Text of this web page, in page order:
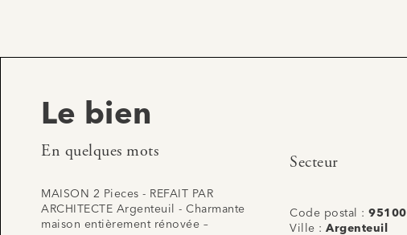
Le bien
En quelques mots
MAISON 2 Pieces - REFAIT PAR
ARCHITECTE Argenteuil - Charmante
maison entièrement rénovée –
Secteur
Code postal :95100
Ville :Argenteuil